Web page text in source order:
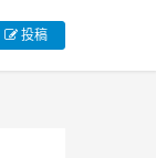
投稿